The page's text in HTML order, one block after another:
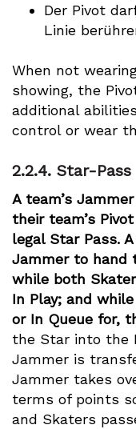
Der Pivot
Linie
When not
showing, the
additional
control or wear
2.2.4. Star-Pass
A team’s
their team’s
legal Star Pass.
Jammer to hand
while both
In Play; and
or In Queue for,
the Star into the
Jammer is
Jammer takes
terms of points
and Skaters